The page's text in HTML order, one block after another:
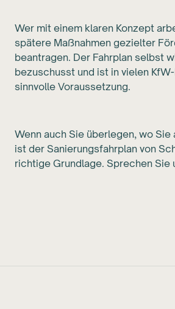
Wer mit einem klaren Konzept
spätere Maßnahmen gezielter
beantragen. Der Fahrplan selbst
bezuschusst und ist in vielen
sinnvolle Voraussetzung.
Wenn auch Sie überlegen, wo Sie
ist der Sanierungsfahrplan von
richtige Grundlage. Sprechen Sie